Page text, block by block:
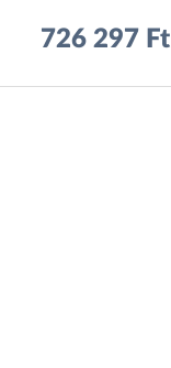
726 297 Ft